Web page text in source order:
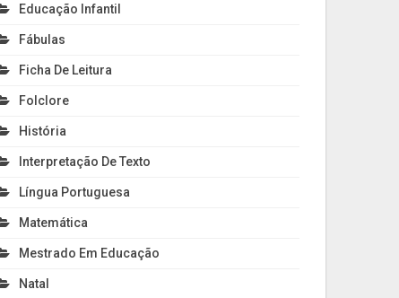
Educação Infantil
Fábulas
Ficha De Leitura
Folclore
História
Interpretação De Texto
Língua Portuguesa
Matemática
Mestrado Em Educação
Natal